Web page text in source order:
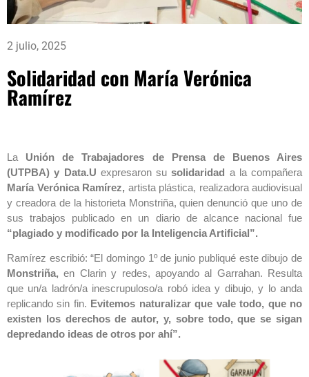
2 julio, 2025
Solidaridad con María Verónica
Ramírez
La Unión de Trabajadores de Prensa de Buenos Aires
(UTPBA) y Data.U expresaron susolidaridad a la compañera
María Verónica Ramírez, artista plástica, realizadora audiovisual
y creadora de la historieta Monstriña, quien denunció que uno de
sus trabajos publicado en un diario de alcance nacional fue
“plagiado y modificado por la Inteligencia Artificial”.
Ramírez escribió: “El domingo 1º de junio publiqué este dibujo de
Monstriña,en Clarin y redes, apoyando al Garrahan. Resulta
que un/a ladrón/a inescrupuloso/a robó idea y dibujo, y lo anda
replicando sin fin. Evitemos naturalizar que vale todo, que no
existen los derechos de autor, y, sobre todo, que se sigan
depredando ideas de otros por ahí”.